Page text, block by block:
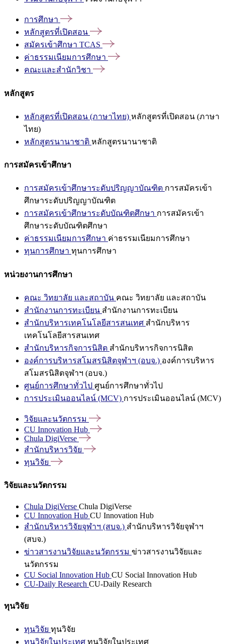
การศึกษา
หลักสูตรที่เปิดสอน
สมัครเข้าศึกษา TCAS
ค่าธรรมเนียมการศึกษา
คณะและสำนักวิชา
หลักสูตร
หลักสูตรที่เปิดสอน (ภาษาไทย) หลักสูตรที่เปิดสอน (ภาษา
ไทย)
หลักสูตรนานาชาติ หลักสูตรนานาชาติ
การสมัครเข้าศึกษา
การสมัครเข้าศึกษาระดับปริญญาบัณฑิต การสมัครเข้า
ศึกษาระดับปริญญาบัณฑิต
การสมัครเข้าศึกษาระดับบัณฑิตศึกษา การสมัครเข้า
ศึกษาระดับบัณฑิตศึกษา
ค่าธรรมเนียมการศึกษา ค่าธรรมเนียมการศึกษา
ทุนการศึกษา ทุนการศึกษา
หน่วยงานการศึกษา
คณะ วิทยาลัย และสถาบัน คณะ วิทยาลัย และสถาบัน
สำนักงานการทะเบียน สำนักงานการทะเบียน
สำนักบริหารเทคโนโลยีสารสนเทศ สำนักบริหาร
เทคโนโลยีสารสนเทศ
สำนักบริหารกิจการนิสิต สำนักบริหารกิจการนิสิต
องค์การบริหารสโมสรนิสิตจุฬาฯ (อบจ.) องค์การบริหาร
สโมสรนิสิตจุฬาฯ (อบจ.)
ศูนย์การศึกษาทั่วไป ศูนย์การศึกษาทั่วไป
การประเมินออนไลน์ (MCV) การประเมินออนไลน์ (MCV)
วิจัยและนวัตกรรม
CU Innovation Hub
Chula DigiVerse
สำนักบริหารวิจัย
ทุนวิจัย
วิจัยและนวัตกรรม
Chula DigiVerse Chula DigiVerse
CU Innovation Hub CU Innovation Hub
สำนักบริหารวิจัยจุฬาฯ (สบจ.) สำนักบริหารวิจัยจุฬาฯ
(สบจ.)
ข่าวสารงานวิจัยและนวัตกรรม ข่าวสารงานวิจัยและ
นวัตกรรม
CU Social Innovation Hub CU Social Innovation Hub
CU-Daily Research CU-Daily Research
ทุนวิจัย
ทุนวิจัย ทุนวิจัย
ทุนวิจัยในประเทศ ทุนวิจัยในประเทศ